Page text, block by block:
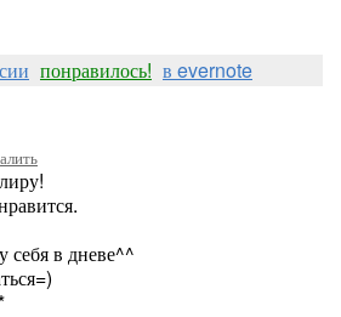
понравилось! в evernote
себя в дневе^^